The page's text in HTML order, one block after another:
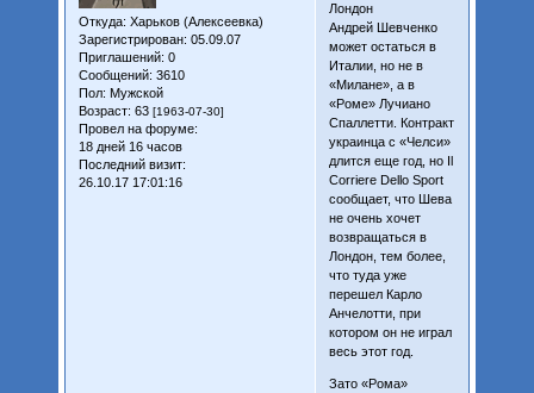
Откуда: Харьков (Алексеевка)
Зарегистрирован: 05.09.07
Приглашений: 0
Сообщений: 3610
Пол: Мужской
Возраст: 63 [1963-07-30]
Провел на форуме:
18 дней 16 часов
Последний визит:
26.10.17 17:01:16
Лондон
Андрей Шевченко
может остаться в
Италии, но не в
«Милане», а в
«Роме» Лучиано
Спаллетти. Контракт
украинца с «Челси»
длится еще год, но Il
Corriere Dello Sport
сообщает, что Шева
не очень хочет
возвращаться в
Лондон, тем более,
что туда уже
перешел Карло
Анчелотти, при
котором он не играл
весь этот год.
Зато «Рома»